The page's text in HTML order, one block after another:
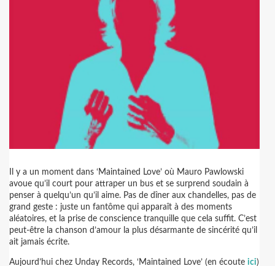
Il y a un moment dans ‘Maintained Love’ où Mauro Pawlowski
avoue qu’il court pour attraper un bus et se surprend soudain à
penser à quelqu’un qu’il aime. Pas de dîner aux chandelles, pas de
grand geste : juste un fantôme qui apparaît à des moments
aléatoires, et la prise de conscience tranquille que cela suffit. C’est
peut-être la chanson d’amour la plus désarmante de sincérité qu’il
ait jamais écrite.
Aujourd’hui chez Unday Records, ‘Maintained Love’ (en écoute ici)